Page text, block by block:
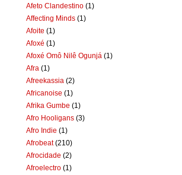
Afeto Clandestino (1)
Affecting Minds (1)
Afoite (1)
Afoxé (1)
Afoxé Omô Nilê Ogunjá (1)
Afra (1)
Afreekassia (2)
Africanoise (1)
Afrika Gumbe (1)
Afro Hooligans (3)
Afro Indie (1)
Afrobeat (210)
Afrocidade (2)
Afroelectro (1)